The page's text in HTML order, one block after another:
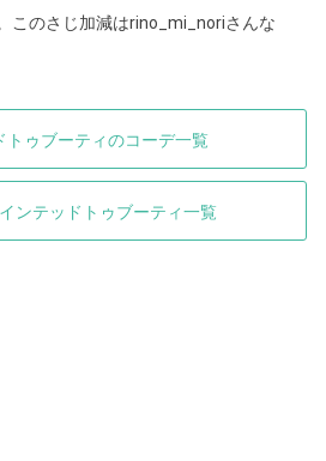
このさじ加減はrino_mi_noriさんな
トゥブーティのコーデ一覧
ンテッドトゥブーティ一覧